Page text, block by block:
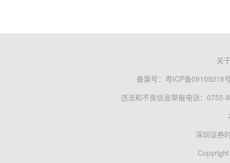
关
备案号： 粤ICP备09109218
违法和不良信息举报电话：0755-
深圳证券